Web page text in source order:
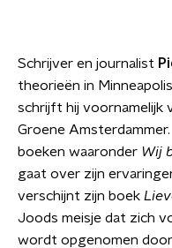
Schrijver en journalist
theorieën in
schrijft hij voornamelijk
Groene
boeken waaronder Wij
gaat over zijn
verschijnt zijn boek
Joods meisje dat zich
wordt opgenomen door